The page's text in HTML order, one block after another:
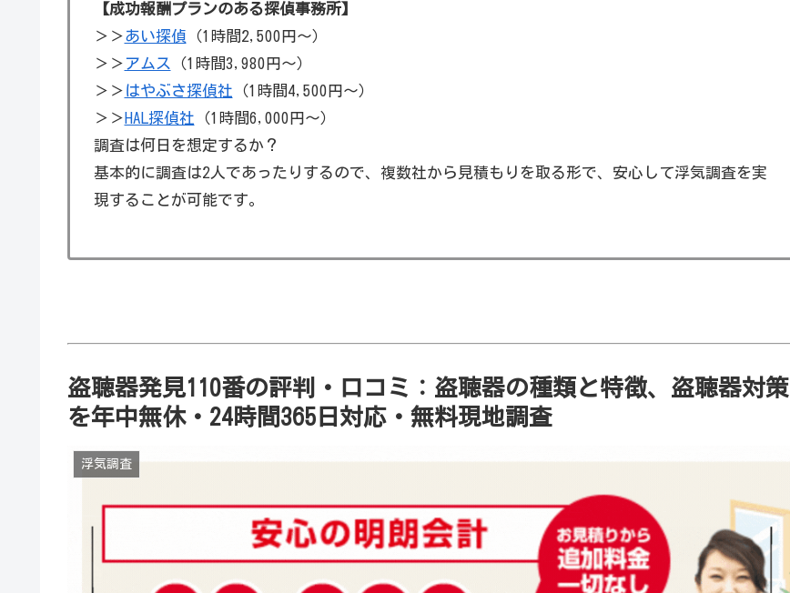
【成功報酬プランのある探偵事務所】
＞＞あい探偵 （1時間2,500円～）
＞＞アムス （1時間3,980円～）
＞＞ はやぶさ探偵社 （1時間4,500円～）
＞＞ HAL探偵社 （1時間6,000円～）
調査は何日を想定するか？
基本的に調査は2人であったりするので、複数社から見積もりを取る形で、安心して浮気調査を実
現することが可能です。
盗聴器発見110番の評判・口コミ：盗聴器の種類と特徴、盗聴器対策
を年中無休・24時間365日対応・無料現地調査
浮気調査